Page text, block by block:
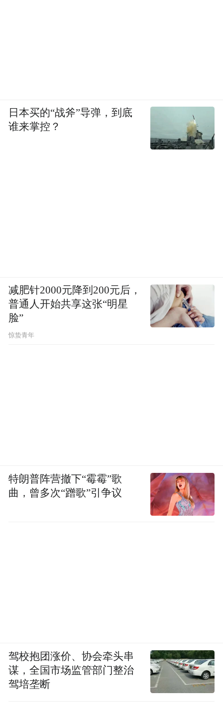
日本买的“战斧”导弹，到底
谁来掌控？
减肥针2000元降到200元后，
普通人开始共享这张“明星
脸”
惊蛰青年
特朗普阵营撤下“霉霉”歌
曲，曾多次“蹭歌”引争议
驾校抱团涨价、协会牵头串
谋，全国市场监管部门整治
驾培垄断